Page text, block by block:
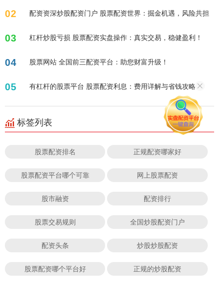
02 配资资深炒股配资门户 股票配资世界：掘金机遇，风险共担
03 杠杆炒股亏损 股票配资实盘操作：真实交易，稳健盈利！
04 股票网站 全国前三配资平台：助您财富升级！
05 有杠杆的股票平台 股票配资利息：费用详解与省钱攻略
标签列表
股票配资排名 正规配资哪家好
股票配资平台哪个可靠 网上股票配资
股市融资 配资排行
股票交易规则 全国炒股配资门户
配资头条 炒股炒股配资
股票配资哪个平台好 正规的炒股配资